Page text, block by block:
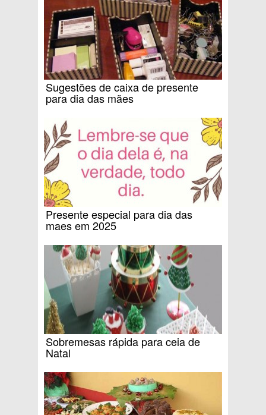
Sugestões de caixa de presente
para dia das mães
Presente especial para dia das
maes em 2025
Sobremesas rápida para ceia de
Natal